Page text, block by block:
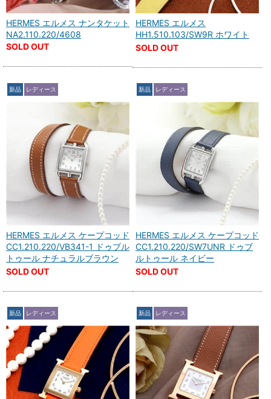
HERMES エルメス ナンタケット
NA2.110.220/4608
SOLD OUT
HERMES エルメス
HH1.510.103/SW9R ホワイト
SOLD OUT
新品 レディース
HERMES エルメス ケープコッド
CC1.210.220/VB341-1 ドゥブル
トゥール ナチュラルブラウン
SOLD OUT
新品 レディース
HERMES エルメス ケープコッド
CC1.210.220/SW7UNR ドゥブ
ルトゥール ネイビー
SOLD OUT
新品 レディース 新品 レディース